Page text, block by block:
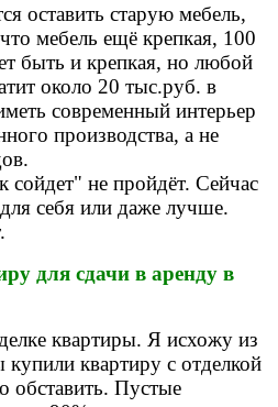
оставить старую мебель,
мебель ещё крепкая, 100
быть и крепкая, но любой
около 20 тыс.руб. в
современный интерьер
производства, а не
сойдет" не пройдёт. Сейчас
себя или даже лучше.
для сдачи в аренду в
квартиры. Я исхожу из
квартиру с отделкой
обставить. Пустые